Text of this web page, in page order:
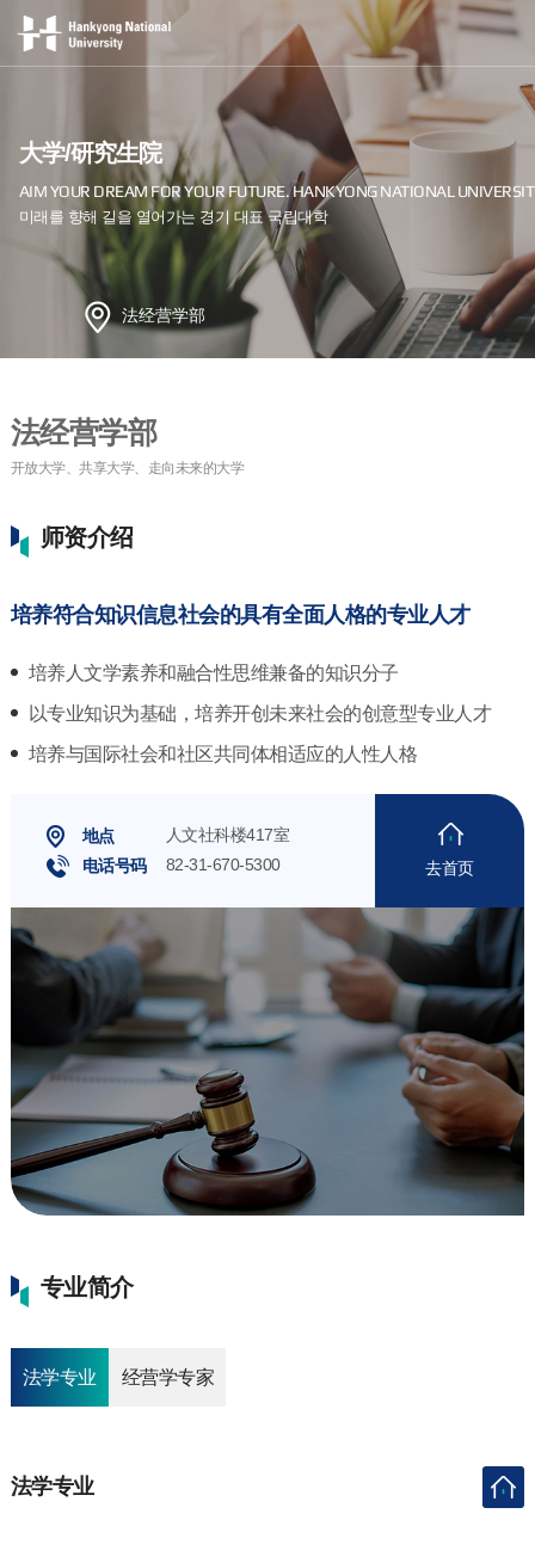
大学/研究生院
法经营学部
法经营学部
师资介绍
培养符合知识信息社会的具有全面人格的专业人才
培养人文学素养和融合性思维兼备的知识分子
以专业知识为基础，培养开创未来社会的创意型专业人才
培养与国际社会和社区共同体相适应的人性人格
地点
人文社科楼417室
电话号码
82-31-670-5300 去首页
专业简介
法学专业 经营学专家
法学专业